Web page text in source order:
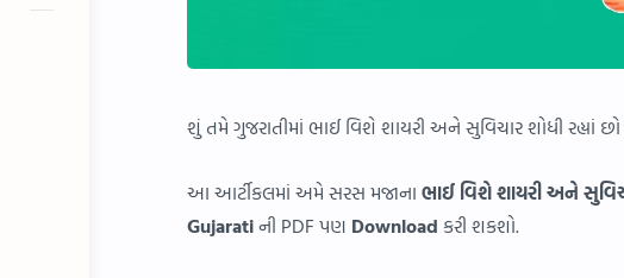
શું તમે ગુજરાતીમાં ભાઈ વિશે શાયરી અને સુવિચાર શોધી રહ્યાં
આ આર્ટીકલમાં અમે સરસ મજાના ભાઈ વિશે શાયરી અને
Gujaratiની PDF પણ Download કરી શકશો.